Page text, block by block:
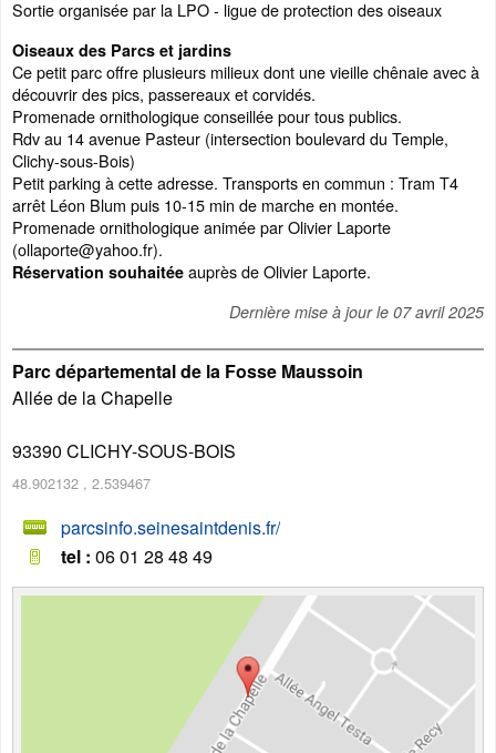
Sortie organisée par la LPO - ligue de protection des oiseaux
Oiseaux des Parcs et jardins
Ce petit parc offre plusieurs milieux dont une vieille chênaie avec à
découvrir des pics, passereaux et corvidés.
Promenade ornithologique conseillée pour tous publics.
Rdv au 14 avenue Pasteur (intersection boulevard du Temple,
Clichy-sous-Bois)
Petit parking à cette adresse. Transports en commun : Tram T4
arrêt Léon Blum puis 10-15 min de marche en montée.
Promenade ornithologique animée par Olivier Laporte
(ollaporte@yahoo.fr).
Réservation souhaitée auprès de Olivier Laporte.
Dernière mise à jour le 07 avril 2025
Parc départemental de la Fosse Maussoin
Allée de la Chapelle
93390 CLICHY-SOUS-BOIS
48.902132 , 2.539467
parcsinfo.seinesaintdenis.fr/
tel : 06 01 28 48 49